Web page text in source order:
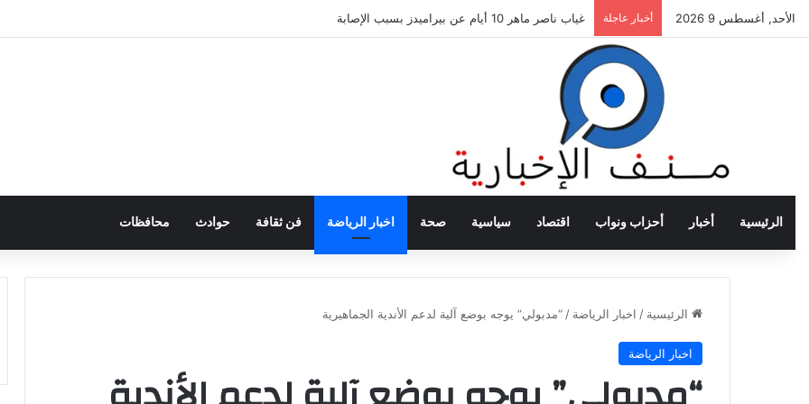
الأحد, أغسطس 9 2026 أخبار عاجلة غياب ناصر ماهر 10 أيام عن بيراميدز بسبب الإصابة
الرئيسية أخبار أحزاب ونواب اقتصاد سياسية صحة اخبار الرياضة فن ثقافة حوادث محافظات
الرئيسية / اخبار الرياضة / “مدبولي” يوجه بوضع آلية لدعم الأندية الجماهيرية
اخبار الرياضة